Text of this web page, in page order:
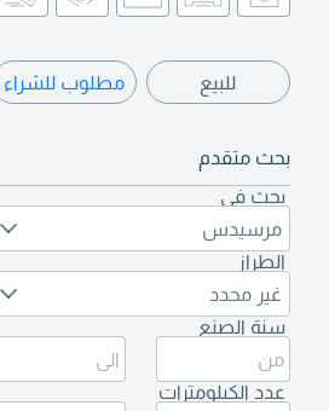
للبيع مطلوب للشراء
بحث متقدم
بحث في
مرسيدس
الطراز
غير محدد
سنة الصنع
عدد الكيلومترات